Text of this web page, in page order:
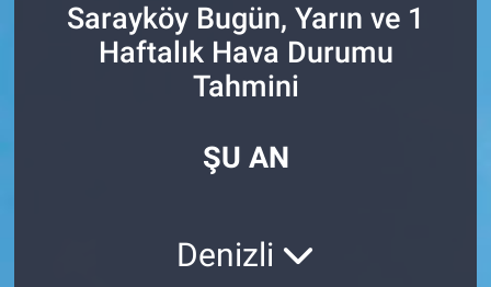
Sarayköy Bugün, Yarın ve 1
Haftalık Hava Durumu
Tahmini
ŞU AN
Denizli
Tüm Manşetler
Son Dakika Haberleri